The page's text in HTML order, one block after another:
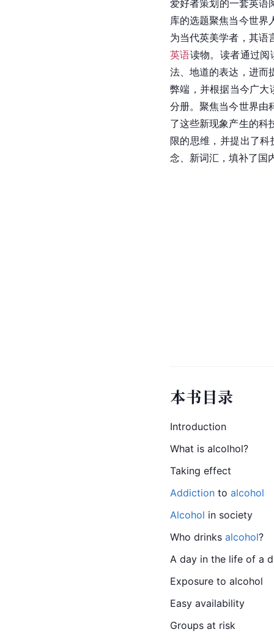
爱好者策划的一套英语
库的选题聚焦当今世界
为当代英美学者，其语
英语读物。读者通过
法、地道的表达，进而
弊端，并根据当今广大
分册。聚焦当今世界由
了这些新现象产生的科
限的思维，并提出了
念、新词汇，填补了国
本书目录
Introduction
What is alcolhol?
Taking effect
Addiction to alcohol
Alcohol in society
Who drinks alcohol?
A day in the life of a
Exposure to alcohol
Easy availability
Groups at risk